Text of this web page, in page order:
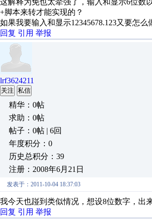
这解释为免也太牵强了，输入和显示6位数
+脚本来转才能实现的？
如果我要输入和显示12345678.123又要怎
回复 引用 举报
lrf3624211
关注 私信
精华：0帖
求助：0帖
帖子：0帖 | 6回
年度积分：0
历史总积分：39
注册：2008年6月21日
发表于：2011-10-04 18:37:03
我今天也踫到类似情况，想设8位数字，出
回复 引用 举报